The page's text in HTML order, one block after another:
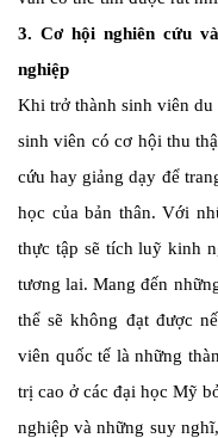
3. Cơ hội nghiên cứu
nghiệp
Khi trở thành sinh viên
sinh viên có cơ hội thu
cứu hay giảng dạy để
học của bản thân. Với
thực tập sẽ tích luỹ kinh
tương lai. Mang đến
thể sẽ không đạt được
viên quốc tế là những
trị cao ở các đại học Mỹ
nghiệp và những suy